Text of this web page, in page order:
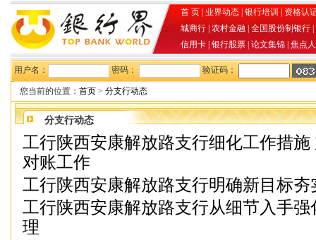
首 页 业界动态 银行培训
资格认
城商行 农村金融 全国股份制银行
信用卡 银行股票 论文集锦 焦点
用户名： 密码： 验证码：
您当前的位置： 首页 > 分支行动态
分支行动态
工行陕西安康解放路支行细化工作措施
对账工作
工行陕西安康解放路支行明确新目标夯
工行陕西安康解放路支行从细节入手强
理